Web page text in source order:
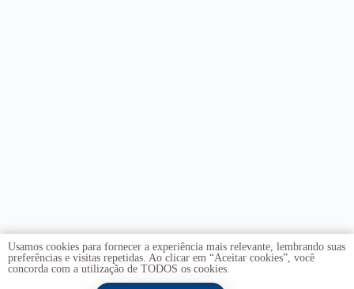
Usamos cookies para fornecer a experiência mais relevante, lembrando suas
preferências e visitas repetidas. Ao clicar em “Aceitar cookies”, você
concorda com a utilização de TODOS os cookies.